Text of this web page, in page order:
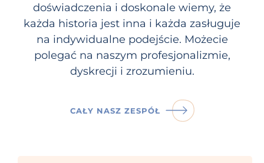
doświadczenia i doskonale wiemy, że
każda historia jest inna i każda zasługuje
na indywidualne podejście. Możecie
polegać na naszym profesjonalizmie,
dyskrecji i zrozumieniu.
CAŁY NASZ ZESPÓŁ